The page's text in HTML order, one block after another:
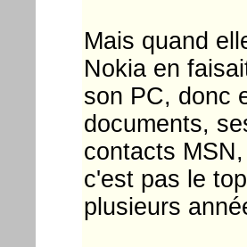
Mais quand
Nokia en
son PC, donc
documents,
contacts
c'est pas le
plusieurs